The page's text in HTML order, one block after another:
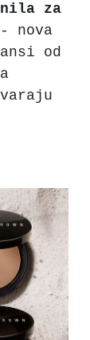
za
- nova
od